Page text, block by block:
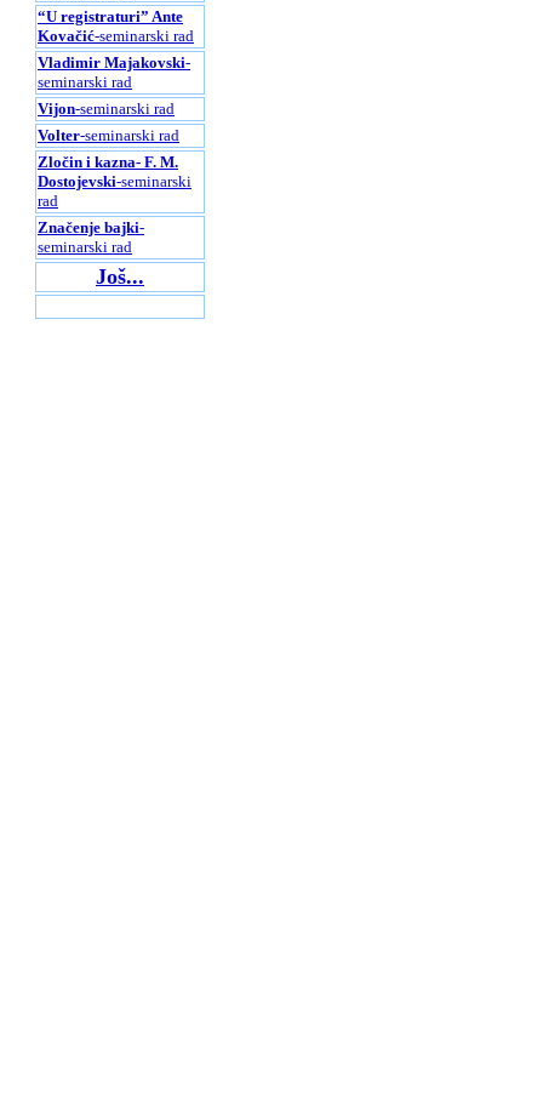
“U registraturi” Ante
Kovačić-seminarski rad
Vladimir Majakovski-
seminarski rad
Vijon-seminarski rad
Volter-seminarski rad
Zločin i kazna- F. M.
Dostojevski-seminarski
rad
Značenje bajki-
seminarski rad
Još...